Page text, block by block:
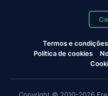
Termos e condições
Política de cookies